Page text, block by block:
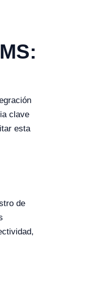
clave
esta
de